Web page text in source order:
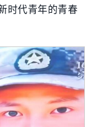
时代青年的青春